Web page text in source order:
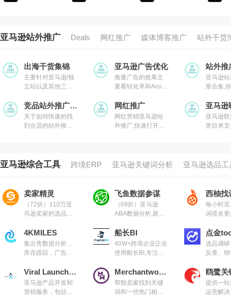
亚马逊站外推广 Deals 网红推广 媒体博客推广 站外干货
出海干货集锦
主要针对亚马逊/独
立站以及其他三方
享,涵盖亚马逊,关键
词,网红营销,联盟营
销,SEO等常用工具
亚马逊广告优化
衡量广告的效果主
要看转化率和Acos,
每个参数
亚马逊
章合集,
竞品站外推广资源
关于如何快速的找
到合适的站外推广
论坛等测评。其实
做了哪些海外推广
动作,然后你就联系
做过你竞品的KOL,
媒体编辑就可以
网红推广
网红营销亚马逊站
外推广,快速打开品
亚马逊
亚马逊
类目来
如，家居
的佣金率
销售8%
降到仅
亚马逊综合工具 跨境ERP 亚马逊关键词分析 亚马逊选品工
卖家精灵
（72折）110万亚
马逊卖家的选品及
亚马逊数据选品分
析,关键词挖掘工具
飞鱼数据参谋
（69折）亚马逊
ABA数据分析,新市
主要有市场挖掘、
搜索趋势、商品趋
势、反查流量和潜
西柚找
每小时
词排名
工具
4KMILES
集出售数据分析，
库存跟踪，广告管
踪，重要词跟踪，
站内流量分析
船长BI
40W+跨境企业正在
使用船长BI,专注亚
数据分析
点金
选品调研
反查、
理、广
后服务
营管理服
Viral Launch亚马逊卖家工具
亚马逊产品开发和
营销服务，包括
Merchantwords
帮助卖家找到关键
词和一些热门相关
鸥鹭关
提供一
运营解